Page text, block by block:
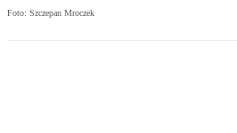
Foto: Szczepan Mroczek